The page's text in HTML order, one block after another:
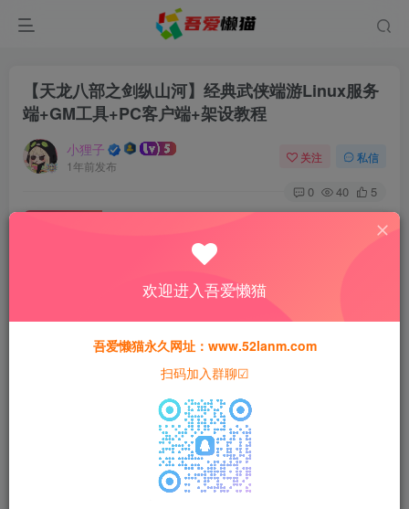
【天龙八部之剑纵山河】经典武侠端游Linux服务
端+GM工具+PC客户端+架设教程
小狸子
1年前发布
关注 私信
0 40 5
此内容为付费资源，请付费后查看
猫粮30
黄金会员猫粮15 钻石会员 免费
本站所有资源均为网络收集整理而来，仅供学习研究使用，请在下
载后24h内删除，谢谢合作！
本站资源仅用于学习交流，禁止商业运营与违法、侵权
欢迎进入吾爱懒猫
吾爱懒猫永久网址：www.52lanm.com
扫码加入群聊☑